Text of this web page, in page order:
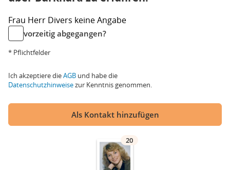
Frau Herr Divers keine Angabe
vorzeitig abgegangen?
* Pflichtfelder
Ich akzeptiere dieAGB und habe die
Datenschutzhinweisezur Kenntnis genommen.
Als Kontakt hinzufügen
20